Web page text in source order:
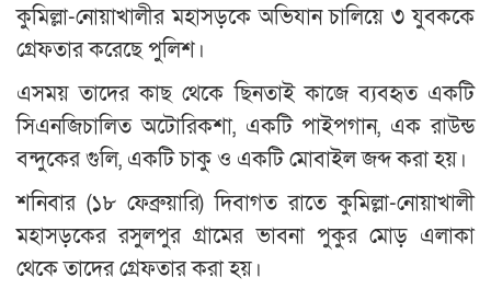
কুমিল্লা-নোয়াখালীর মহাসড়কে অভিযান চালিয়ে ৩ যুবককে
গ্রেফতার করেছে পুলিশ।
এসময় তাদের কাছ থেকে ছিনতাই কাজে ব্যবহৃত একটি
সিএনজিচালিত অটোরিকশা, একটি পাইপগান, এক রাউন্ড
বন্দুকের গুলি, একটি চাকু ও একটি মোবাইল জব্দ করা হয়।
শনিবার (১৮ ফেব্রুয়ারি) দিবাগত রাতে কুমিল্লা-নোয়াখালী
মহাসড়কের রসুলপুর গ্রামের ভাবনা পুকুর মোড় এলাকা
থেকে তাদের গ্রেফতার করা হয়।